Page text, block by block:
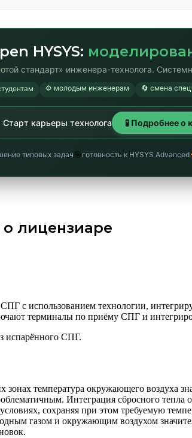
HYSYS:
стандарт» инженера-технолога.
⚙️ молодым инженерам 🔄 смена
Старт карьеры технолога 🧪 Подробнее о
типовых задач 🎯 готовность к HYSYS Advanced
лицензиаре
с использованием технологии,
терминалы по приёму СПГ и
испарённого СПГ.
температура окружающего воздуха
Интеграция сбросного тепла
сохраняя при этом требуемую
газом и окружающим воздухом